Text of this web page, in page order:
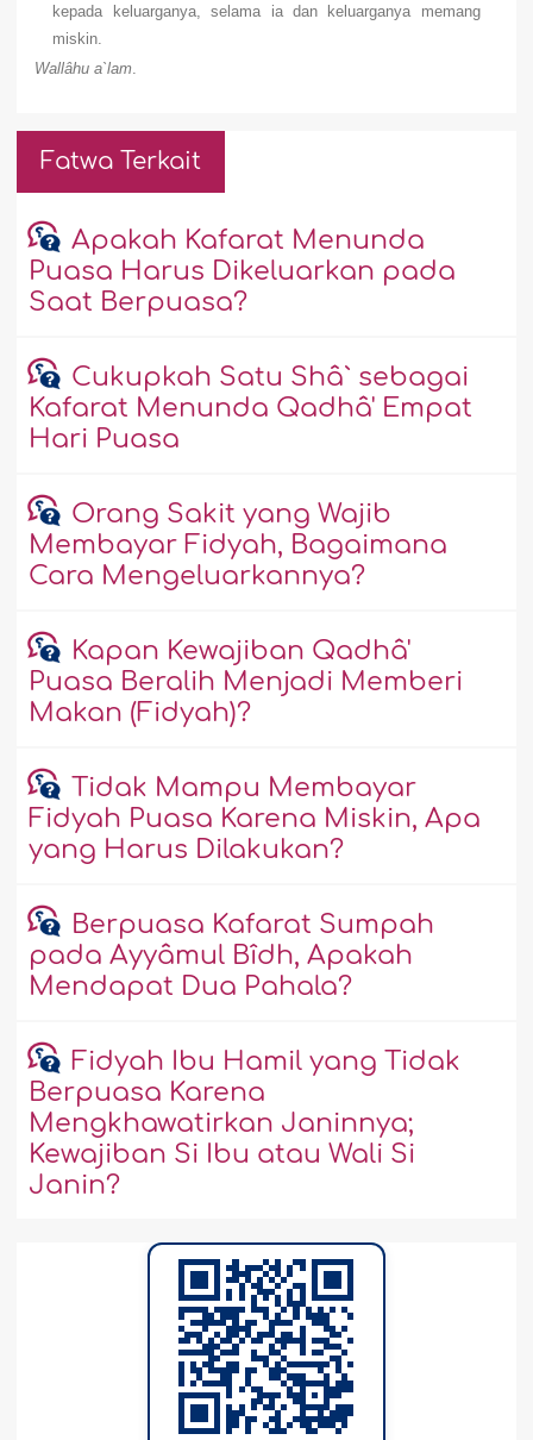
kepada keluarganya, selama ia dan keluarganya memang
miskin.
Wallâhu a`lam
Fatwa Terkait
Apakah Kafarat Menunda
Puasa Harus Dikeluarkan pada
Saat Berpuasa?
Cukupkah Satu Shâ` sebagai
Kafarat Menunda Qadhâ' Empat
Hari Puasa
Orang Sakit yang Wajib
Membayar Fidyah, Bagaimana
Cara Mengeluarkannya?
Kapan Kewajiban Qadhâ'
Puasa Beralih Menjadi Memberi
Makan (Fidyah)?
Tidak Mampu Membayar
Fidyah Puasa Karena Miskin, Apa
yang Harus Dilakukan?
Berpuasa Kafarat Sumpah
pada Ayyâmul Bîdh, Apakah
Mendapat Dua Pahala?
Fidyah Ibu Hamil yang Tidak
Berpuasa Karena
Mengkhawatirkan Janinnya;
Kewajiban Si Ibu atau Wali Si
Janin?